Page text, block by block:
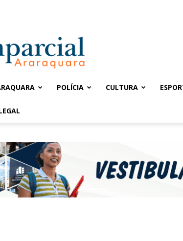
Imparcial
POLÍCIA CULTURA